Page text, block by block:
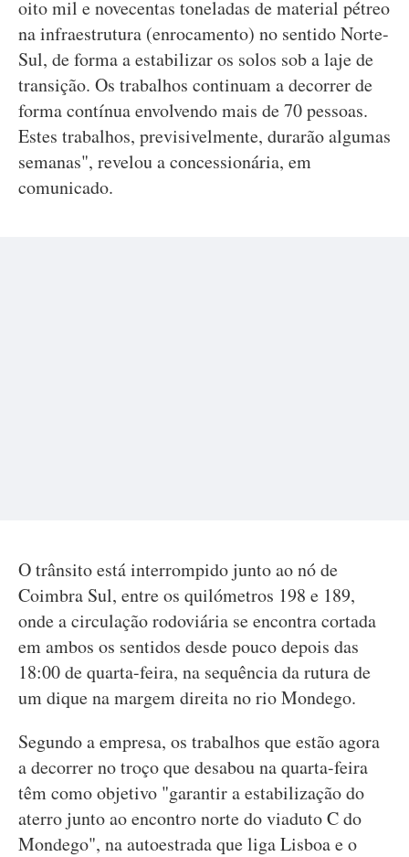
oito mil e novecentas toneladas de material pétreo
na infraestrutura (enrocamento) no sentido Norte-
Sul, de forma a estabilizar os solos sob a laje de
transição. Os trabalhos continuam a decorrer de
forma contínua envolvendo mais de 70 pessoas.
Estes trabalhos, previsivelmente, durarão algumas
semanas", revelou a concessionária, em
comunicado.
O trânsito está interrompido junto ao nó de
Coimbra Sul, entre os quilómetros 198 e 189,
onde a circulação rodoviária se encontra cortada
em ambos os sentidos desde pouco depois das
18:00 de quarta-feira, na sequência da rutura de
um dique na margem direita no rio Mondego.
Segundo a empresa, os trabalhos que estão agora
a decorrer no troço que desabou na quarta-feira
têm como objetivo "garantir a estabilização do
aterro junto ao encontro norte do viaduto C do
Mondego", na autoestrada que liga Lisboa e o